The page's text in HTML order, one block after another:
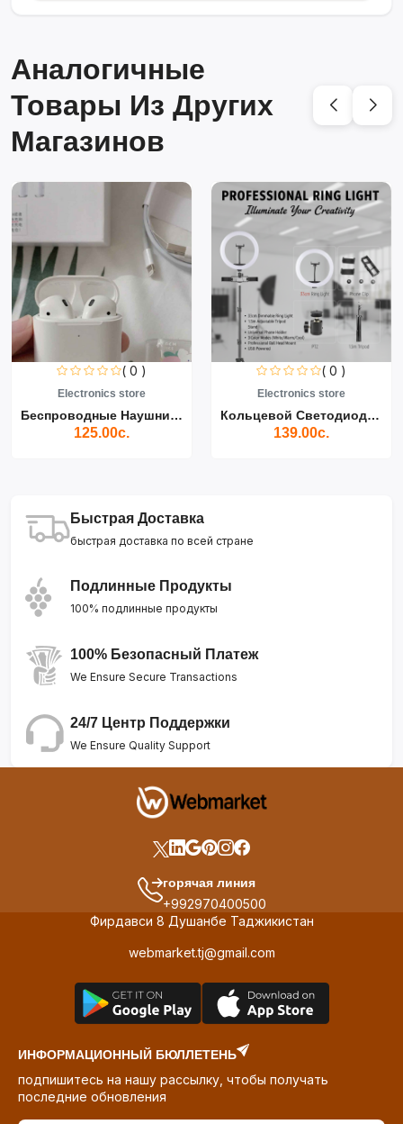
Аналогичные
Товары Из Других
Магазинов
( 0 )
Electronics store
Беспроводные Наушники Air...
125.00с.
( 0 )
Electronics store
Кольцевой Светодиодный Св...
139.00с.
Быстрая Доставка
быстрая доставка по всей стране
Подлинные Продукты
100% подлинные продукты
100% Безопасный Платеж
We Ensure Secure Transactions
24/7 Центр Поддержки
We Ensure Quality Support
горячая линия
+992970400500
Фирдавси 8 Душанбе Таджикистан
webmarket.tj@gmail.com
ИНФОРМАЦИОННЫЙ БЮЛЛЕТЕНЬ
подпишитесь на нашу рассылку, чтобы получать
последние обновления